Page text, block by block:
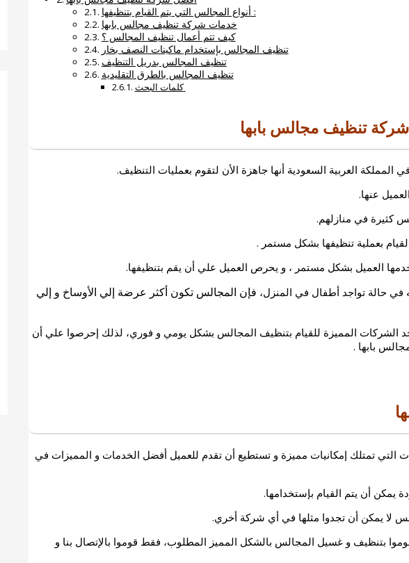
أنواع المجالس التي يتم القيام بتنظيفها :
خدمات شركة تنظيف مجالس بابها
كيف تتم أعمال تنظيف المجالس ؟
تنظيف المجالس بإستخدام ماكينات النصف بخار
تنظيف المجالس بدريل التنظيف
تنظيف المجالس بالطرق التقليدية
كلمات البحث
شركة تنظيف مجالس بابها
المملكة العربية السعودية أنها جاهزة الأن لتقوم بعمليات التنظيف.
عنها.
كثيرة في منازلهم.
بعملية تنظيفها بشكل مستمر .
العميل بشكل مستمر ، و يحرص العميل علي أن يقم بتنظيفها.
في حالة تواجد أطفال في المنزل، فإن المجالس تكون أكثر عرضة إلي الأوساخ و إلي
الشركات المميزة للقيام بتنظيف المجالس بشكل يومي و فوري، لذلك إحرصوا علي أن
بابها .
التي تمتلك إمكانيات مميزة و تستطيع أن تقدم للعميل أفضل الخدمات و المميزات في
يمكن أن يتم القيام بإستخدامها.
لا يمكن أن تجدوا مثلها في أي شركة أخري.
بتنظيف و غسيل المجالس بالشكل المميز المطلوب، فقط قوموا بالإتصال بنا و